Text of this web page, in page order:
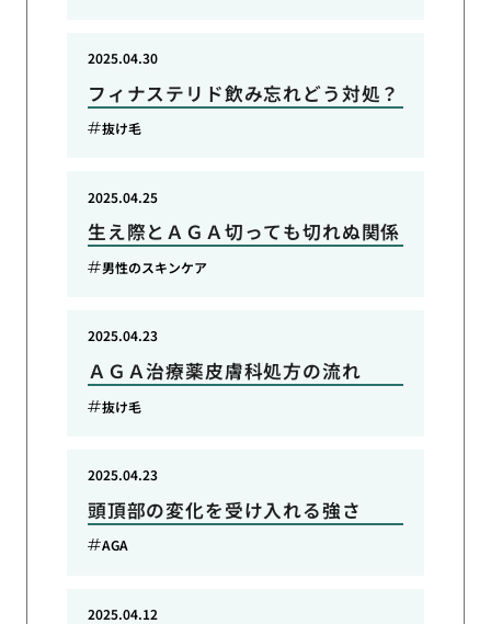
フィナステリド飲み忘れどう対処？
2025.04.30
抜け毛
生え際とＡＧＡ切っても切れぬ関係
2025.04.25
男性のスキンケア
ＡＧＡ治療薬皮膚科処方の流れ
2025.04.23
抜け毛
頭頂部の変化を受け入れる強さ
2025.04.23
AGA
2025.04.12